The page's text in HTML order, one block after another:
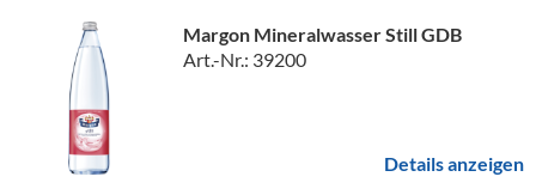
Margon Mineralwasser Still GDB
Art.-Nr.: 39200
Details anzeigen